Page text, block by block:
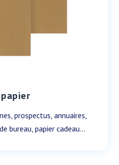
prospectus, annuaires,
bureau, papier cadeau…